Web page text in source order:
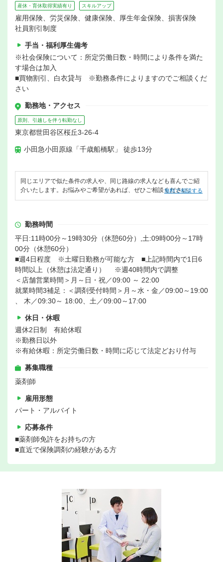
産休・育休取得実績有り スキルアップ
雇用保険、労災保険、健康保険、厚生年金保険、損害保険
社員割引制度
手当・福利厚生備考
※社会保険について：所定労働日数・時間により条件を満た
す場合は加入
■買物割引、白衣貸与 ※勤務条件によりますのでご相談くだ
さい
勤務地・アクセス
原則、引越しを伴う転勤なし
東京都世田谷区桜丘3-26-4
小田急小田原線「千歳船橋駅」 徒歩13分
同じエリアで似た条件の求人や、同じ路線の求人なども喜んでご紹
介いたします。お悩みやご希望があれば、ぜひご相談ください。
無料で相談する
勤務時間
平日:11時00分～19時30分（休憩60分）,土:09時00分～17時
00分（休憩60分）
■週4日程度 ※土曜日勤務が可能な方 ■上記時間内で1日6
時間以上（休憩は法定通り） ※週40時間内で調整
＜店舗営業時間＞月～日・祝／09:00 ～ 22:00
就業時間3補足：＜調剤受付時間＞月～水・金／09:00～19:00
、 木／09:30～ 18:00、土／09:00～17:00
休日・休暇
週休2日制 有給休暇
※勤務日以外
※有給休暇：所定労働日数・時間に応じて法定どおり付与
募集職種
薬剤師
雇用形態
パート・アルバイト
応募条件
■薬剤師免許をお持ちの方
■直近で保険調剤の経験がある方